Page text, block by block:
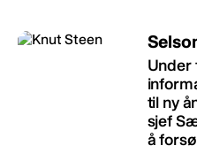
Under
til ny
sjef
å